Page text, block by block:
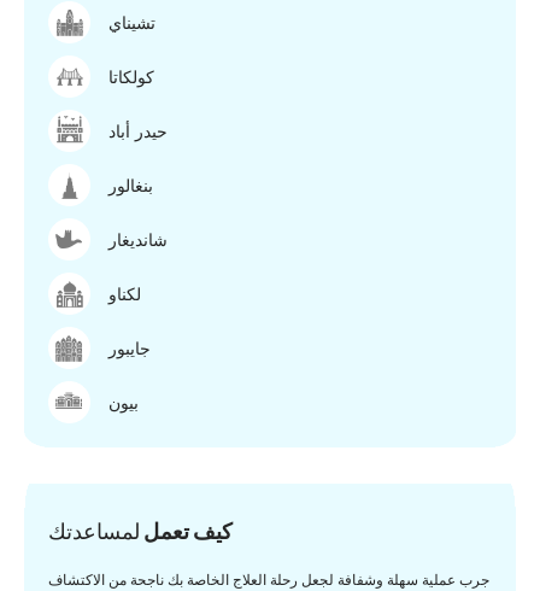
تشيناي
كولكاتا
حيدر أباد
بنغالور
شانديغار
لكناو
جايبور
بيون
كيف تعمل لمساعدتك
جرب عملية سهلة وشفافة لجعل رحلة العلاج الخاصة بك ناجحة من الاكتشاف